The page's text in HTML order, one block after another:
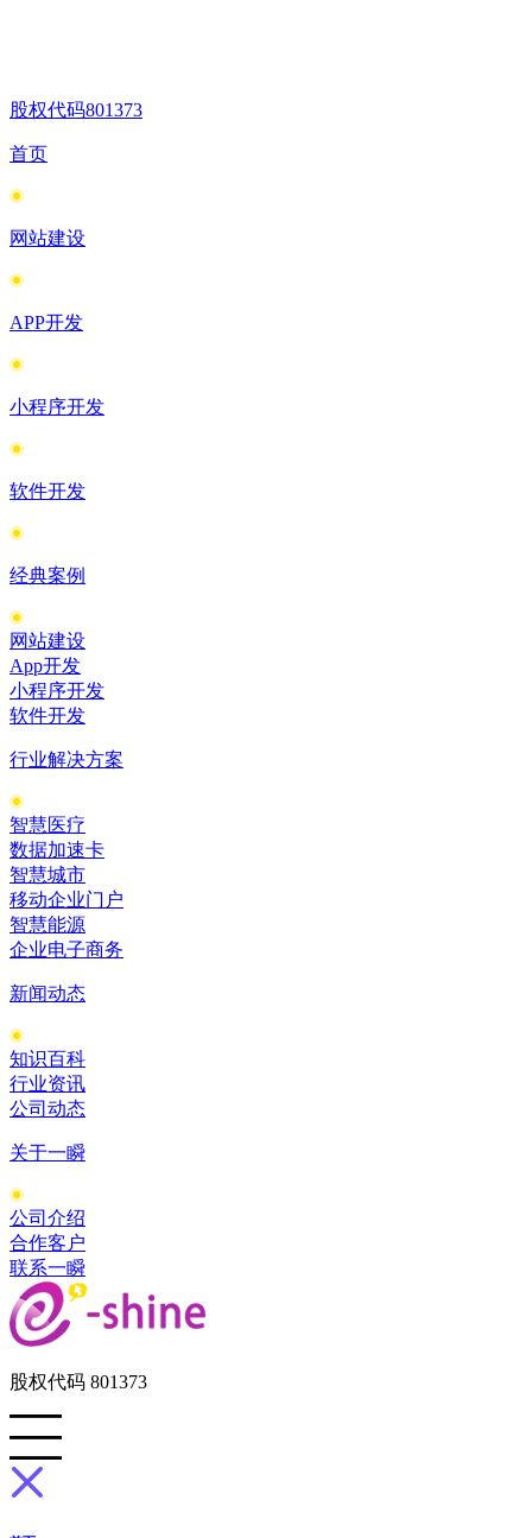
股权代码801373
首页
网站建设
APP开发
小程序开发
软件开发
经典案例
网站建设
App开发
小程序开发
软件开发
行业解决方案
智慧医疗
数据加速卡
智慧城市
移动企业门户
智慧能源
企业电子商务
新闻动态
知识百科
行业资讯
公司动态
关于一瞬
公司介绍
合作客户
联系一瞬
股权代码 801373